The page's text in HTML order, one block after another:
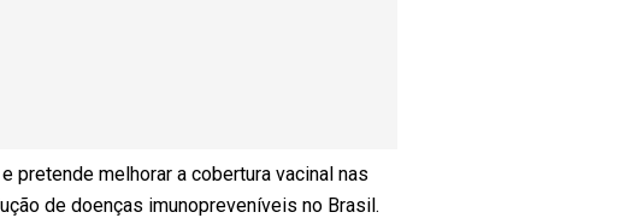
pretende melhorar a cobertura vacinal nas
de doenças imunopreveníveis no Brasil.